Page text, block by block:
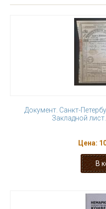
Документ. Санкт-
Закладной
Цена: